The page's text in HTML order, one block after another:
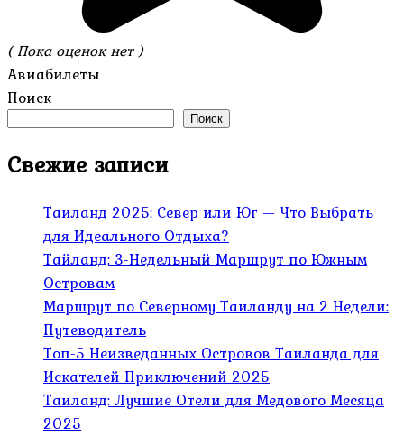
( Пока оценок нет )
Авиабилеты
Поиск
Поиск
Свежие записи
Таиланд 2025: Север или Юг — Что Выбрать
для Идеального Отдыха?
Тайланд: 3-Недельный Маршрут по Южным
Островам
Маршрут по Северному Таиланду на 2 Недели:
Путеводитель
Топ-5 Неизведанных Островов Таиланда для
Искателей Приключений 2025
Таиланд: Лучшие Отели для Медового Месяца
2025